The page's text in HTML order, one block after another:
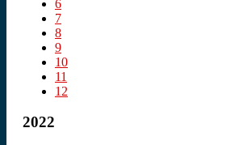
6
7
8
9
10
11
12
2022